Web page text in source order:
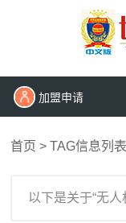
加盟申请
国内新闻
首页 > TAG信息列
以下是关于“无